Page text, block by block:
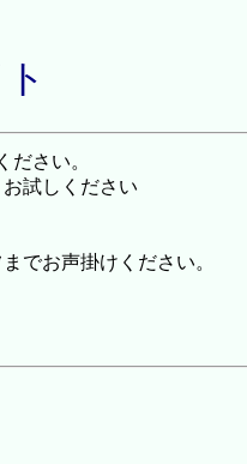
ださい。
試しください
でお声掛けください。